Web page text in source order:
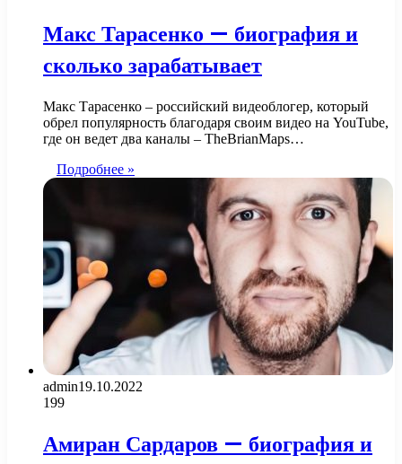
Макс Тарасенко — биография и
сколько зарабатывает
Макс Тарасенко – российский видеоблогер, который
обрел популярность благодаря своим видео на YouTube,
где он ведет два каналы – TheBrianMaps…
Подробнее »
admin19.10.2022
199
Амиран Сардаров — биография и